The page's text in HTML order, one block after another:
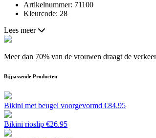
Artikelnummer: 71100
Kleurcode: 28
Lees meer
Meer dan 70% van de vrouwen draagt de
Bijpassende Producten
Bikini met beugel voorgevormd €84.95
Bikini rioslip €26.95